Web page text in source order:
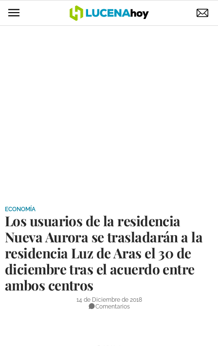
DEPORTES
COMPETICIONES
DEPORTE BASE
OPINIÓN
ECONOMÍA
Los usuarios de la residencia
Nueva Aurora se trasladarán a la
residencia Luz de Aras el 30 de
diciembre tras el acuerdo entre
ambos centros
14 de Diciembre de 2018
Comentarios